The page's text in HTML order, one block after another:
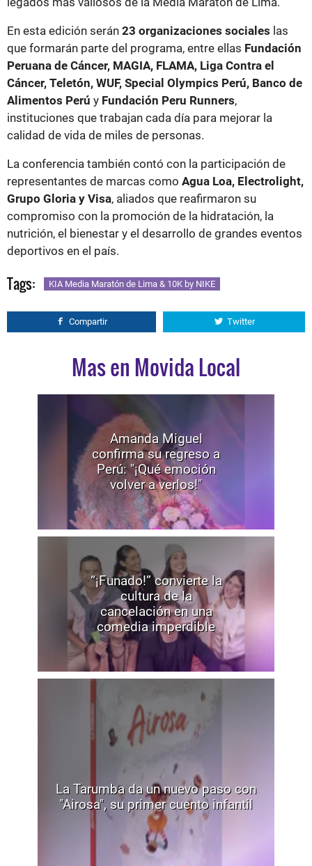
En esta edición serán 23 organizaciones sociales las
que formarán parte del programa, entre ellas Fundación
Peruana de Cáncer, MAGIA, FLAMA, Liga Contra el
Cáncer, Teletón, WUF, Special Olympics Perú, Banco de
Alimentos Perú y Fundación Peru Runners,
instituciones que trabajan cada día para mejorar la
calidad de vida de miles de personas.
La conferencia también contó con la participación de
representantes de marcas como Agua Loa, Electrolight,
Grupo Gloria y Visa, aliados que reafirmaron su
compromiso con la promoción de la hidratación, la
nutrición, el bienestar y el desarrollo de grandes eventos
deportivos en el país.
Tags: KIA Media Maratón de Lima & 10K by NIKE
Compartir Twitter
Mas en Movida Local
Amanda Miguel
confirma su regreso a
Perú: "¡Qué emoción
volver a verlos!"
“¡Funado!” convierte la
cultura de la
cancelación en una
comedia imperdible
La Tarumba da un nuevo paso con
"Airosa", su primer cuento infantil